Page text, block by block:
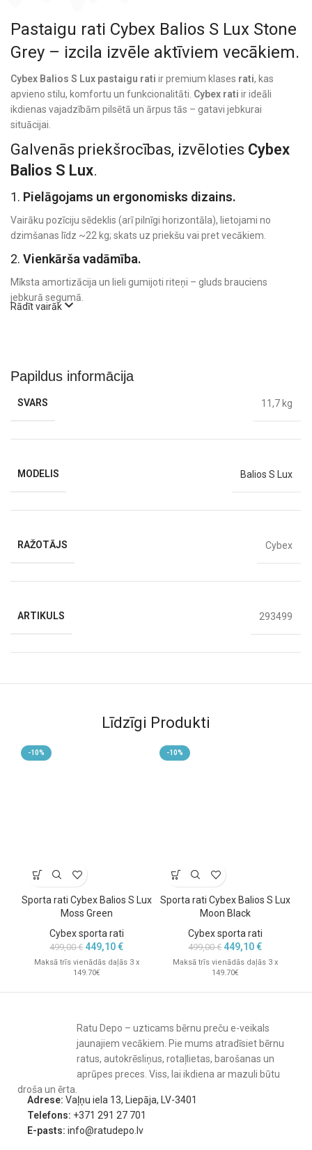
Pastaigu rati Cybex Balios S Lux Stone
Grey – izcila izvēle aktīviem vecākiem.
Cybex Balios S Lux pastaigu rati ir premium klases rati, kas
apvieno stilu, komfortu un funkcionalitāti. Cybex rati ir ideāli
ikdienas vajadzībām pilsētā un ārpus tās – gatavi jebkurai
situācijai.
Galvenās priekšrocības, izvēloties Cybex
Balios S Lux.
1. Pielāgojams un ergonomisks dizains.
Vairāku pozīciju sēdeklis (arī pilnīgi horizontāla), lietojami no
dzimšanas līdz ~22 kg; skats uz priekšu vai pret vecākiem.
2. Vienkārša vadāmība.
Mīksta amortizācija un lieli gumijoti riteņi – gluds brauciens
jebkurā segumā.
4. Kvalitatīvi materiāli un moderns dizains.
Regulējams jumtiņš ar SPF50+ aizsardzību
Viegli tīrāma virsma
Ceļošanas sistēma ar kulbiņu S Lux / autokrēsliņu; pilsētai
dienas; jostu regulēšana ar vienu kustību.
Priekšējo riteņu amortizācija + rāmja balstiekārta = komforts.
Ergonomiska guļus pozīcija.
dzimšanas.
Rādīt vairāk
Papildus informācija
SVARS 11,7 kg
MODELIS Balios S Lux
RAŽOTĀJS Cybex
ARTIKULS 293499
KRĀSA stone grey
VECUMS
Līdzīgi Produkti
-10%
Sporta rati Cybex Balios S Lux
Moss Green
Cybex sporta rati
499,00€ 449,10€
Maksā trīs vienādās daļās 3 x
149.70€
-10%
Sporta rati Cybex Balios S Lux
Moon Black
Cybex sporta rati
499,00€ 449,10€
Maksā trīs vienādās daļās 3 x
149.70€
Ratu Depo – uzticams bērnu preču e-veikals
jaunajiem vecākiem. Pie mums atradīsiet bērnu
ratus, autokrēsliņus, rotaļlietas, barošanas un
aprūpes preces. Viss, lai ikdiena ar mazuli būtu
droša un ērta.
Adrese: Vaļņu iela 13, Liepāja, LV-3401
Telefons: +371 291 27 701
E-pasts: info@ratudepo.lv